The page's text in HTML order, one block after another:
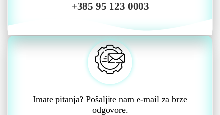
+385 95 123 0003
Imate pitanja? Pošaljite nam e-mail za brze
odgovore.